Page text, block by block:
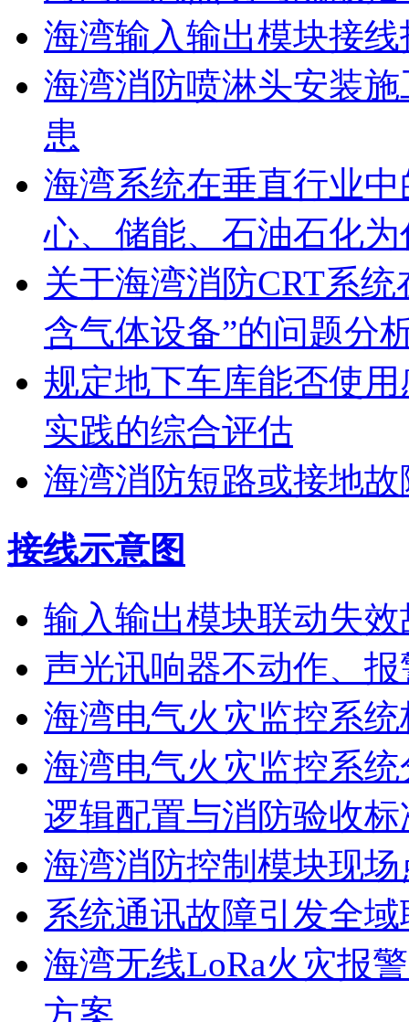
海湾输入输出模块接
海湾消防喷淋头安装
患
海湾系统在垂直行业
心、储能、石油石化
关于海湾消防CRT系
含气体设备”的问题分
规定地下车库能否使
实践的综合评估
海湾消防短路或接地
接线示意图
输入输出模块联动失效
声光讯响器不动作、
海湾电气火灾监控系
海湾电气火灾监控系
逻辑配置与消防验收标
海湾消防控制模块现
系统通讯故障引发全
海湾无线LoRa火灾报
方案